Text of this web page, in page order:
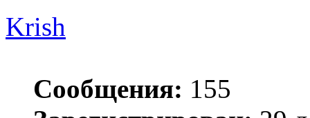
Krish
Сообщения: 155